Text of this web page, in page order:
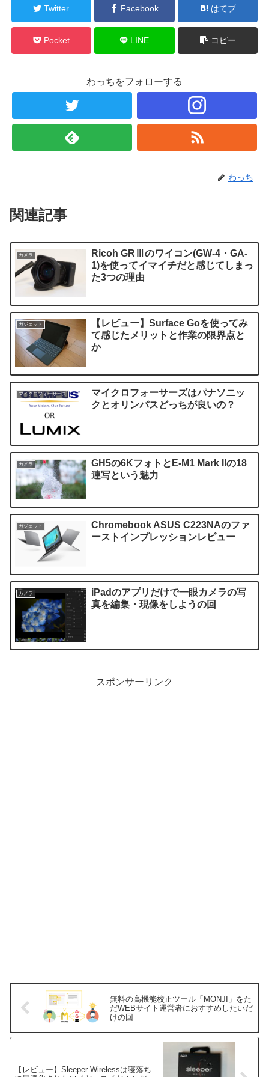
Twitter Facebook はてブ
Pocket LINE コピー
わっちをフォローする
わっち
関連記事
カメラ
Ricoh GRⅢのワイコン(GW-4・GA-
1)を使ってイマイチだと感じてしまっ
た3つの理由
ガジェット
【レビュー】Surface Goを使ってみ
て感じたメリットと作業の限界点と
か
マイクロフォーサーズ
マイクロフォーサーズはパナソニッ
クとオリンパスどっちが良いの？
カメラ
GH5の6KフォトとE-M1 Mark IIの18
連写という魅力
ガジェット
Chromebook ASUS C223NAのファ
ーストインプレッションレビュー
カメラ
iPadのアプリだけで一眼カメラの写
真を編集・現像をしようの回
スポンサーリンク
無料の高機能校正ツール「MONJI」をた
だWEBサイト運営者におすすめしたいだ
けの回
【レビュー】Sleeper Wirelessは寝落ち